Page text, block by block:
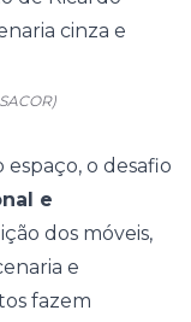
o desafio
e
dos móveis,
e
fazem